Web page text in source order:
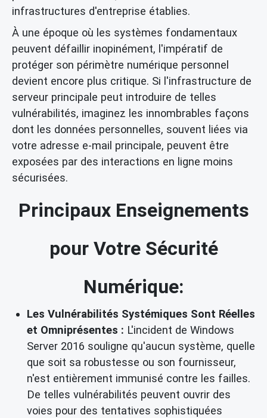
infrastructures d'entreprise établies.
À une époque où les systèmes fondamentaux
peuvent défaillir inopinément, l'impératif de
protéger son périmètre numérique personnel
devient encore plus critique. Si l'infrastructure de
serveur principale peut introduire de telles
vulnérabilités, imaginez les innombrables façons
dont les données personnelles, souvent liées via
votre adresse e-mail principale, peuvent être
exposées par des interactions en ligne moins
sécurisées.
Principaux Enseignements
pour Votre Sécurité
Numérique:
Les Vulnérabilités Systémiques Sont Réelles
et Omniprésentes : L'incident de Windows
Server 2016 souligne qu'aucun système, quelle
que soit sa robustesse ou son fournisseur,
n'est entièrement immunisé contre les failles.
De telles vulnérabilités peuvent ouvrir des
voies pour des tentatives sophistiquées